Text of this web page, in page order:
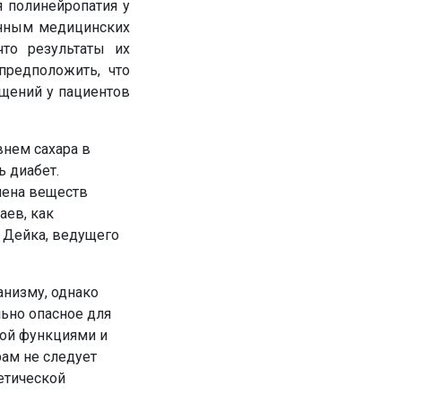
у
медицинских
результаты их
что
у пациентов
сахара в
диабет.
веществ
как
Дейка, ведущего
однако
опасное для
функциями и
не следует